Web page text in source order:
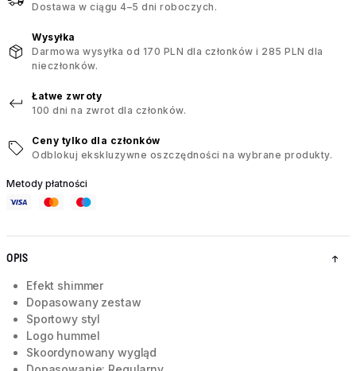
Dostawa w ciągu 4–5 dni roboczych.
Wysyłka
Darmowa wysyłka od 170 PLN dla członków i 285 PLN dla
nieczłonków.
Łatwe zwroty
100 dni na zwrot dla członków.
Ceny tylko dla członków
Odblokuj ekskluzywne oszczędności na wybrane produkty.
Metody płatności
OPIS
Efekt shimmer
Dopasowany zestaw
Sportowy styl
Logo hummel
Skoordynowany wygląd